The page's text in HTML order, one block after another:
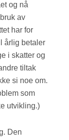
og nå
av
har for
årlig betaler
i skatter og
tiltak
si noe om.
som
utvikling.)
Den